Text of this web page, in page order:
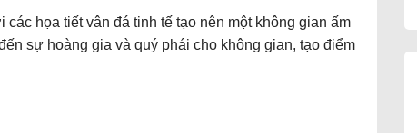
họa tiết vân đá tinh tế tạo nên một không gian ấm
sự hoàng gia và quý phái cho không gian, tạo điểm